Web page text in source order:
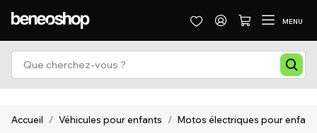
MENU
Accueil / Véhicules pour enfants / Motos électriques pour